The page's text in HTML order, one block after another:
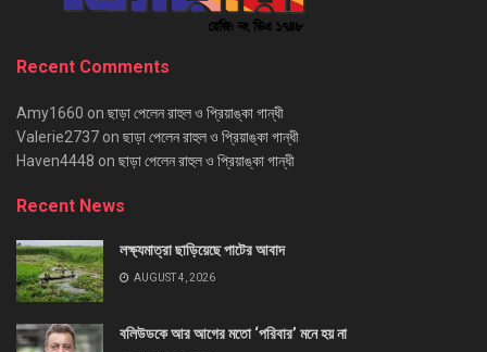
Recent Comments
Amy1660 on ছাড়া পেলেন রাহুল ও প্রিয়াঙ্কা গান্ধী
Valerie2737 on ছাড়া পেলেন রাহুল ও প্রিয়াঙ্কা গান্ধী
Haven4448 on ছাড়া পেলেন রাহুল ও প্রিয়াঙ্কা গান্ধী
Recent News
লক্ষ্যমাত্রা ছাড়িয়েছে পাটের আবাদ
AUGUST 4, 2026
বলিউডকে আর আগের মতো ‘পরিবার’ মনে হয় না